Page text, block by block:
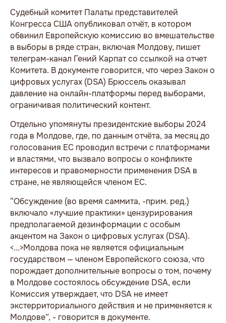
Судебный комитет Палаты представителей
Конгресса США опубликовал отчёт, в котором
обвинил Европейскую комиссию во вмешательстве
в выборы в ряде стран, включая Молдову, пишет
телеграм-канал Гений Карпат со ссылкой на отчет
Комитета. В документе говорится, что через Закон о
цифровых услугах (DSA) Брюссель оказывал
давление на онлайн-платформы перед выборами,
ограничивая политический контент.
Отдельно упомянуты президентские выборы 2024
года в Молдове, где, по данным отчёта, за месяц до
голосования ЕС проводил встречи с платформами
и властями, что вызвало вопросы о конфликте
интересов и правомерности применения DSA в
стране, не являющейся членом ЕС.
“Обсуждение (во время саммита, -прим. ред.)
включало «лучшие практики» цензурирования
предполагаемой дезинформации с особым
акцентом на Закон о цифровых услугах (DSA).
<...>Молдова пока не является официальным
государством — членом Европейского союза, что
порождает дополнительные вопросы о том, почему
в Молдове состоялось обсуждение DSA, если
Комиссия утверждает, что DSA не имеет
экстерриториального действия и не применяется к
Молдове”, - говорится в документе.